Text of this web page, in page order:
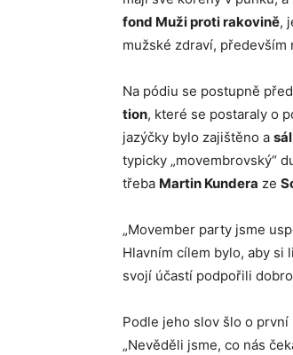
fond Muži proti rakovině,
mužské zdraví, především
Na pódiu se postupně
tion, které se postaraly o
jazýčky bylo zajištěno a
typicky „movembrovský“
třeba Martin Kundera ze
„Movember party jsme
Hlavním cílem bylo, aby
svojí účastí podpořili
Podle jeho slov šlo o
„Nevěděli jsme, co nás